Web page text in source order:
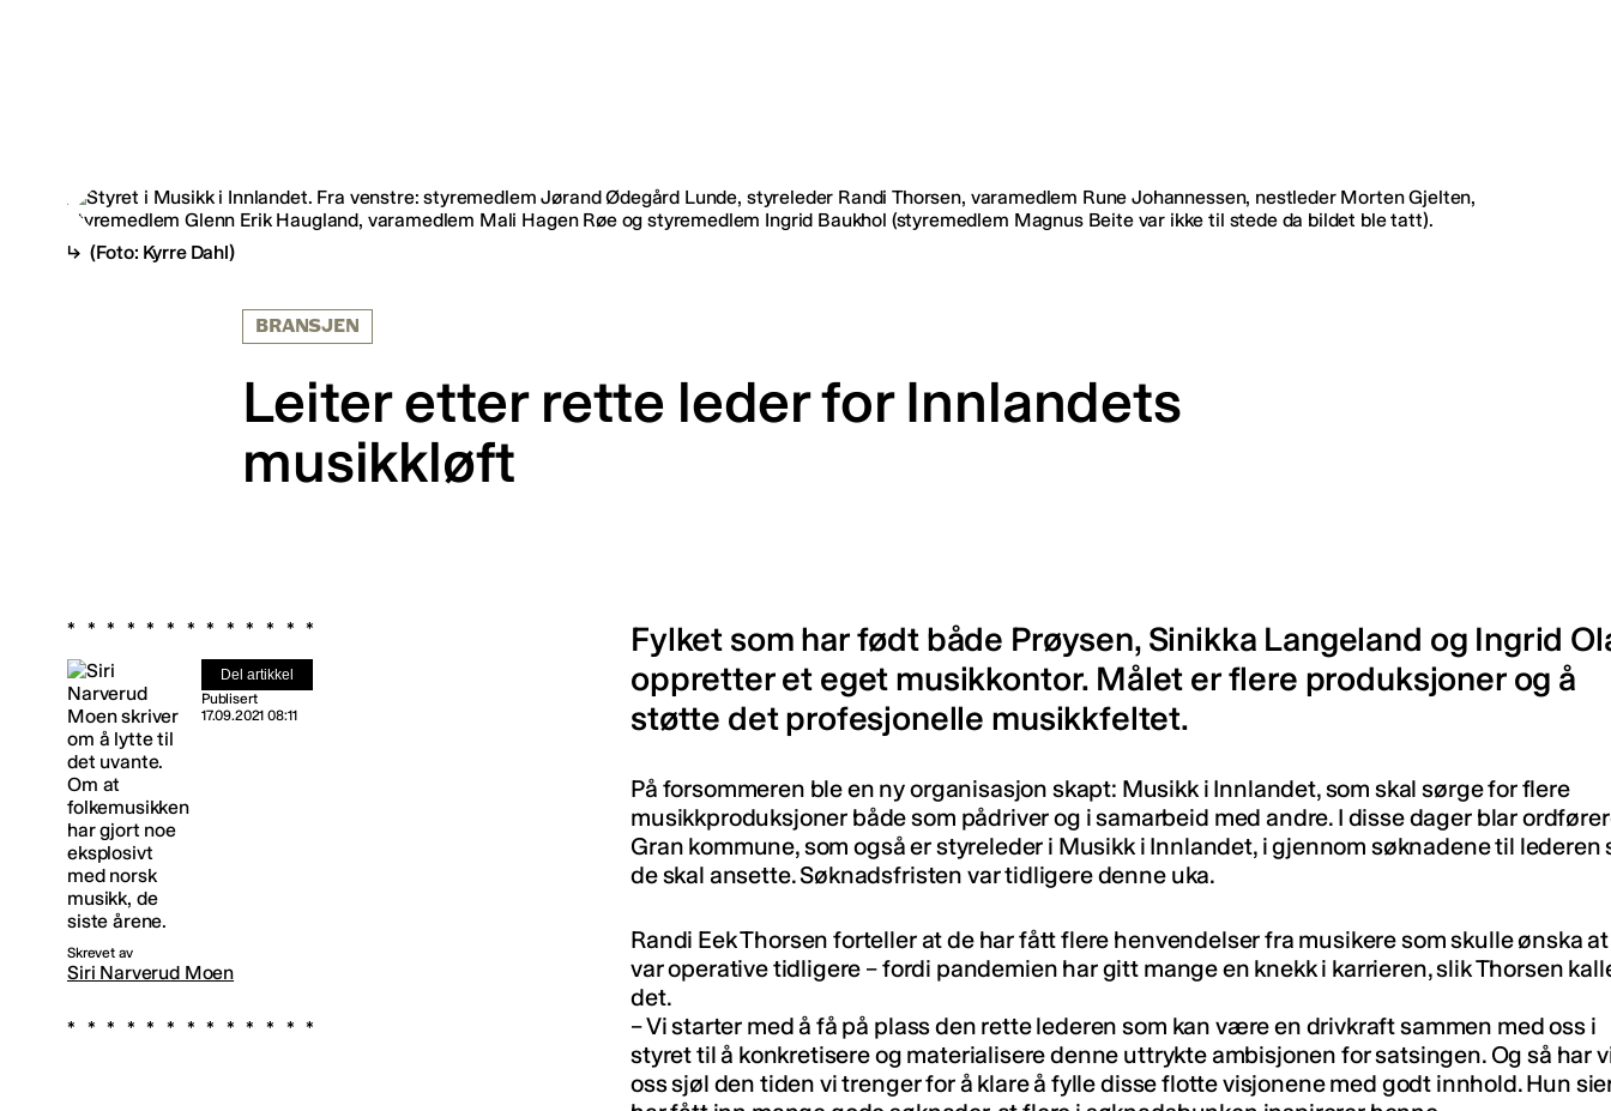
(Foto: Kyrre Dahl)
BRANSJEN
Leiter etter rette leder for Innlandets
musikkløft
Del artikkel
Publisert
17.09.2021 08:11
Skrevet av
Siri Narverud Moen
Fylket som har født både Prøysen, Sinikka Langeland og Ingrid
oppretter et eget musikkontor. Målet er flere produksjoner og å
støtte det profesjonelle musikkfeltet.
På forsommeren ble en ny organisasjon skapt: Musikk i Innlandet, som skal sørge for flere
musikkproduksjoner både som pådriver og i samarbeid med andre. I disse dager blar
Gran kommune, som også er styreleder i Musikk i Innlandet, i gjennom søknadene til lederen
de skal ansette. Søknadsfristen var tidligere denne uka.
Randi Eek Thorsen forteller at de har fått flere henvendelser fra musikere som skulle ønska
var operative tidligere – fordi pandemien har gitt mange en knekk i karrieren, slik Thorsen
det.
– Vi starter med å få på plass den rette lederen som kan være en drivkraft sammen med oss i
styret til å konkretisere og materialisere denne uttrykte ambisjonen for satsingen. Og så har
oss sjøl den tiden vi trenger for å klare å fylle disse flotte visjonene med godt innhold. Hun